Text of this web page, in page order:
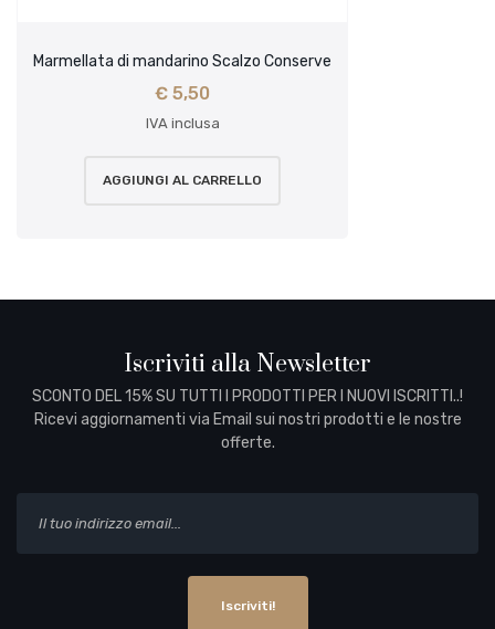
Marmellata di mandarino Scalzo Conserve
€ 5,50
IVA inclusa
AGGIUNGI AL CARRELLO
Iscriviti alla Newsletter
SCONTO DEL 15% SU TUTTI I PRODOTTI PER I NUOVI ISCRITTI..!
Ricevi aggiornamenti via Email sui nostri prodotti e le nostre
offerte.
Iscriviti!